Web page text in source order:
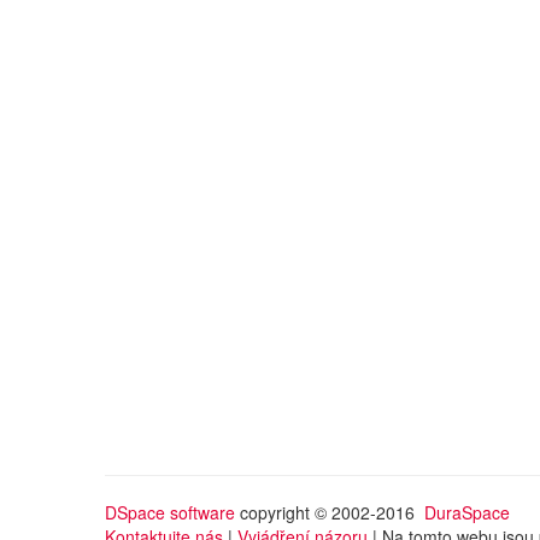
DSpace software copyright © 2002-2016 DuraSpace